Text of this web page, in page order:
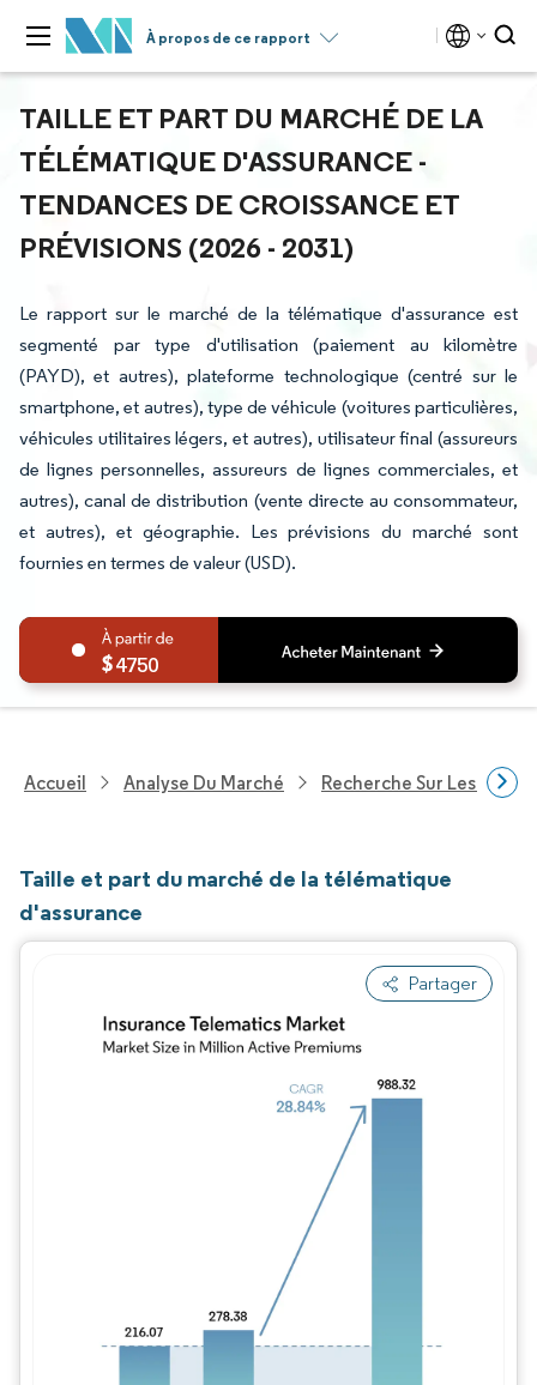
À propos de ce rapport
TAILLE ET PART DU MARCHÉ DE LA
TÉLÉMATIQUE D'ASSURANCE -
TENDANCES DE CROISSANCE ET
PRÉVISIONS (2026 - 2031)
Le rapport sur le marché de la télématique d'assurance est
segmenté par type d'utilisation (paiement au kilomètre
(PAYD), et autres), plateforme technologique (centré sur le
smartphone, et autres), type de véhicule (voitures particulières,
véhicules utilitaires légers, et autres), utilisateur final (assureurs
de lignes personnelles, assureurs de lignes commerciales, et
autres), canal de distribution (vente directe au consommateur,
et autres), et géographie. Les prévisions du marché sont
fournies en termes de valeur (USD).
4750
Accueil Analyse Du Marché Recherche Sur Les
Taille et part du marché de la télématique
d'assurance
Partager
Image © Mordor Intelligence. La